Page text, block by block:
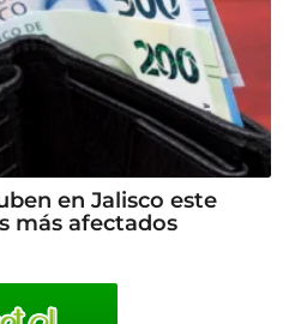
en Jalisco este
más afectados